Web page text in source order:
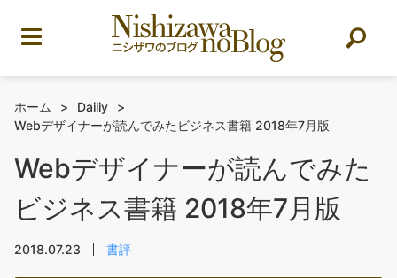
ホーム > Dailiy
>
Webデザイナーが読んでみたビジネス書籍 2018年7月版
Webデザイナーが読んでみた
ビジネス書籍 2018年7月版
2018.07.23 書評